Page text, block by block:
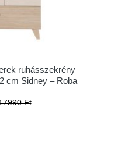
ruhásszekrény
cm Sidney – Roba
Ft